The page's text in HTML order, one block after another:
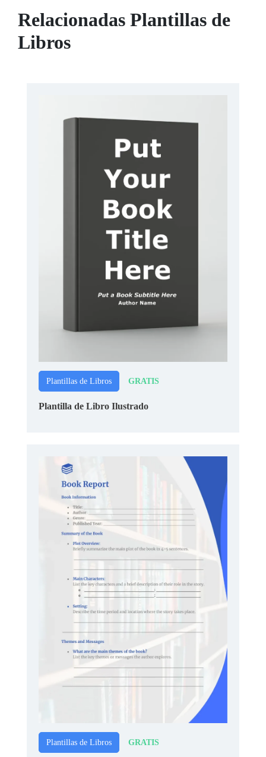
Relacionadas Plantillas de
Libros
Plantillas de Libros GRATIS
Plantilla de Libro Ilustrado
Plantillas de Libros GRATIS